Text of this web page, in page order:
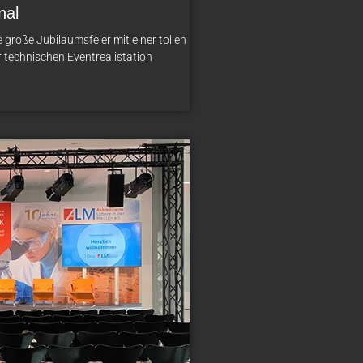
Jubiläumsfeier mit einer tollen
Eventrealistation